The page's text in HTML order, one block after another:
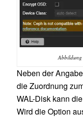
Abbildung
Neben der
die Zuordnung
WAL-Disk kann
Wird die Option